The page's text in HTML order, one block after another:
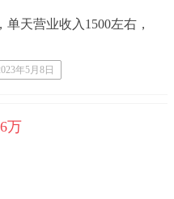
天营业收入1500左右，
年5月8日
万